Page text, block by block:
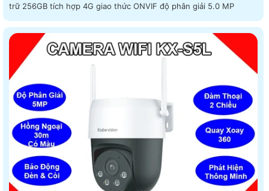
trữ 256GB tích hợp 4G giao thức ONVIF độ phân giải 5.0 MP